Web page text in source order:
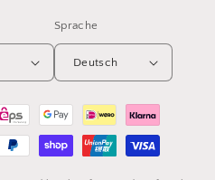
Sprache
Deutsch